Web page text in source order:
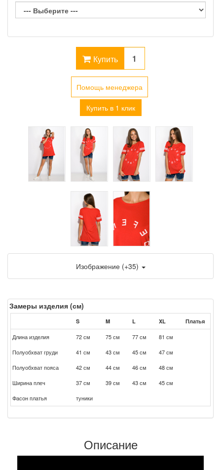
Купить
Помощь менеджера
Купить в 1 клик
Изображение (+35)
Замеры изделия (см)
S M L XL Платья
Длина изделия 72 см 75 см 77 см
81 см
Полуобхват груди
41 см 43 см 45 см
47 см
Полуобхват пояса
42 см 44 см 46 см
48 см
Ширина плеч
37 см 39 см 43 см
45 см
Фасон платья
туники
Описание